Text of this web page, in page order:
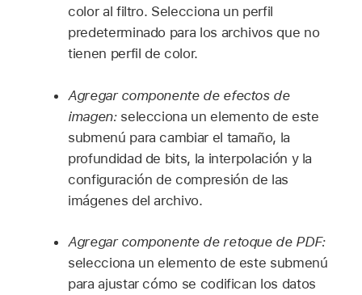
color al filtro. Selecciona un perfil
predeterminado para los archivos que no
tienen perfil de color.
Agregar componente de efectos de
imagen:selecciona un elemento de este
submenú para cambiar el tamaño, la
profundidad de bits, la interpolación y la
configuración de compresión de las
imágenes del archivo.
Agregar componente de retoque de PDF:
selecciona un elemento de este submenú
para ajustar cómo se codifican los datos